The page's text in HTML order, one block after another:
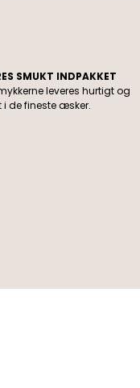
SMUKT INDPAKKET
leveres hurtigt og
i de fineste æsker.